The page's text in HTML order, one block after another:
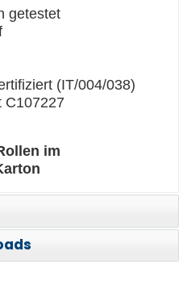
getestet
(IT/004/038)
C107227
im